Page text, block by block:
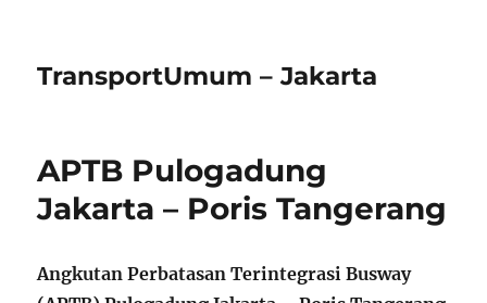
TransportUmum – Jakarta
APTB Pulogadung
Jakarta – Poris Tangerang
Angkutan Perbatasan Terintegrasi Busway